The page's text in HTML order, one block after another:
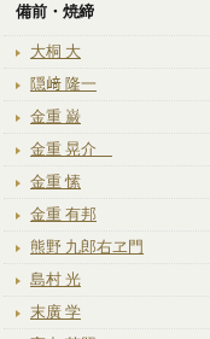
備前・焼締
大桐 大
隠﨑 隆一
金重 巌
金重 晃介
金重 愫
金重 有邦
熊野 九郎右ヱ門
島村 光
末廣 学